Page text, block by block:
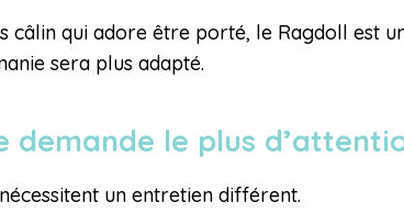
câlin qui adore être porté, le Ragdoll est
sera plus adapté.
demande le plus
un entretien différent.